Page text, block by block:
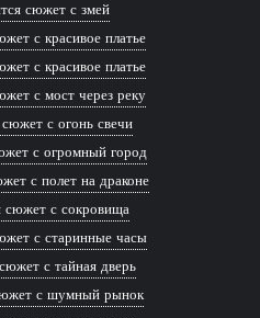
сюжет с змей
с красивое платье
с красивое платье
с мост через реку
с огонь свечи
с огромный город
с полет на драконе
сюжет с сокровища
с старинные часы
с тайная дверь
с шумный рынок